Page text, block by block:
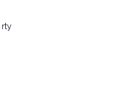
rty